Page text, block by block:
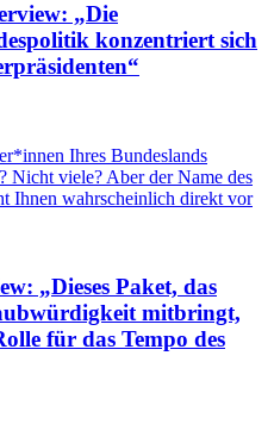
„Die
konzentriert sich
Ihres Bundeslands
Nicht viele? Aber der Name des
Ihnen wahrscheinlich direkt vor
„Dieses Paket, das
mitbringt,
für das Tempo des